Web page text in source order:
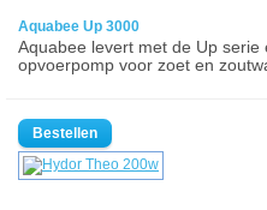
Aquabee Up 3000
Aquabee levert met de Up
opvoerpomp voor zoet en